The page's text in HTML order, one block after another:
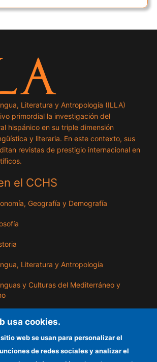
Literatura y Antropología (ILLA)
primordial la investigación del
hispánico en su triple dimensión
y literaria. En este contexto, sus
revistas de prestigio internacional en
el CCHS
Geografía y Demografía
Literatura y Antropología
y Culturas del Mediterráneo y
usa cookies.
web se usan para personalizar el
de redes sociales y analizar el